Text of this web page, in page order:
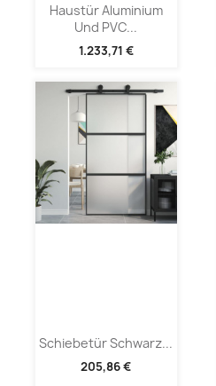
Haustür Aluminium
Und PVC...
1.233,71 €
Schiebetür Schwarz...
205,86 €